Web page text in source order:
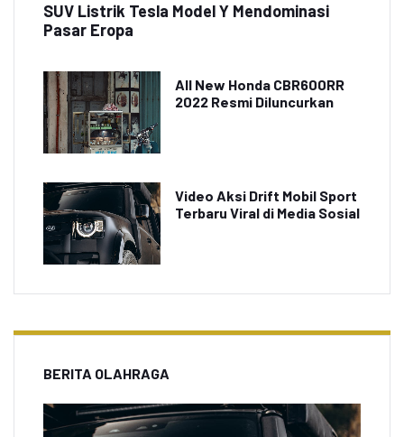
SUV Listrik Tesla Model Y Mendominasi
Pasar Eropa
All New Honda CBR600RR
2022 Resmi Diluncurkan
Video Aksi Drift Mobil Sport
Terbaru Viral di Media Sosial
BERITA OLAHRAGA